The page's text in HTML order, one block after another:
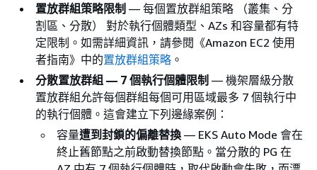
置放群組策略限制 — 每個置放群組策略 （叢集、分
割區、分散） 對於執行個體類型、AZs 和容量都有特
定限制。如需詳細資訊，請參閱《Amazon EC2 使用
者指南》中的置放群組策略 。
分散置放群組 — 7 個執行個體限制 — 機架層級分散
置放群組允許每個群組每個可用區域最多 7 個執行中
的執行個體。這會建立下列邊緣案例：
容量遭到封鎖的偏離替換 — EKS Auto Mode 會在
終止舊節點之前啟動替換節點。當分散的 PG 在